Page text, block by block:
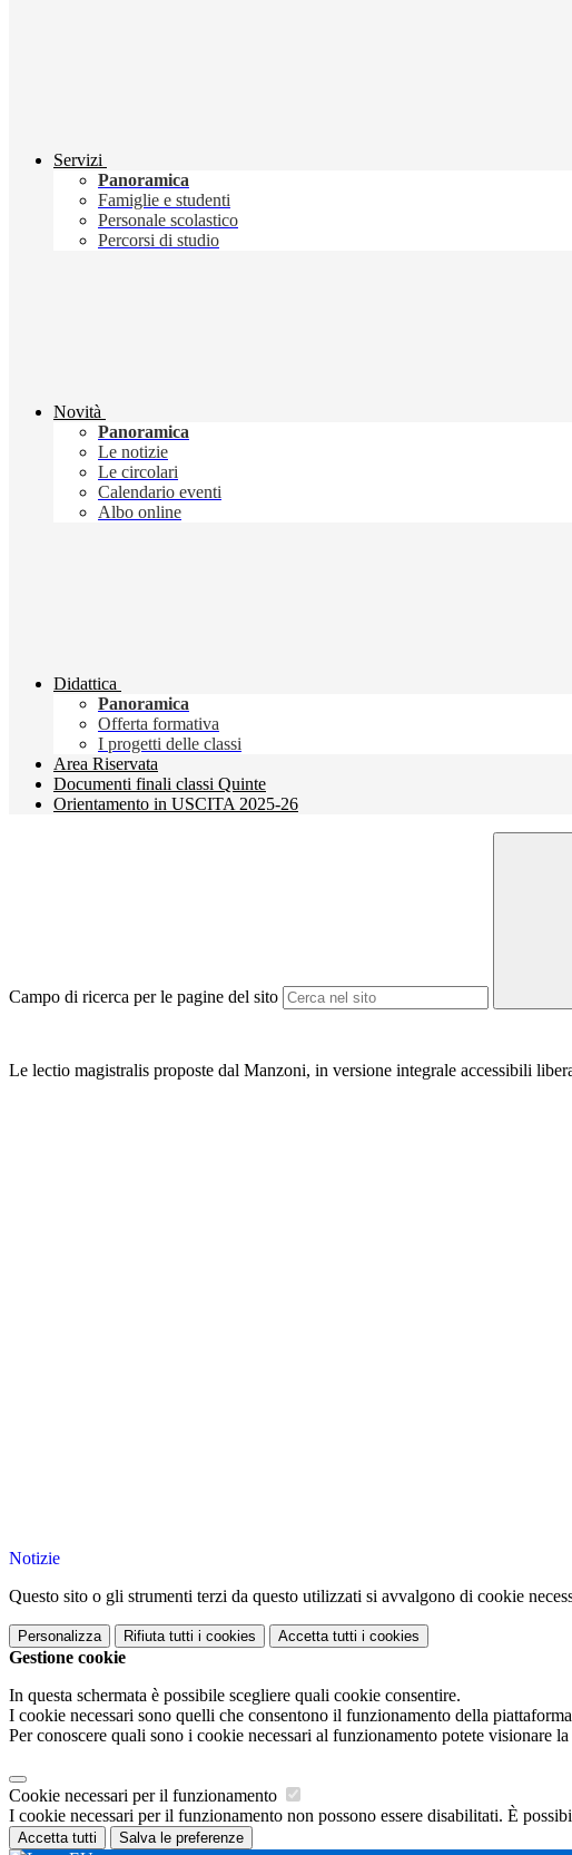
Servizi
Panoramica
Famiglie e studenti
Personale scolastico
Percorsi di studio
Novità
Panoramica
Le notizie
Le circolari
Calendario eventi
Albo online
Didattica
Panoramica
Offerta formativa
I progetti delle classi
Area Riservata
Documenti finali classi Quinte
Orientamento in USCITA 2025-26
Campo di ricerca per le pagine del sito
Le lectio magistralis proposte dal Manzoni, in versione integrale accessibili
Notizie
Questo sito o gli strumenti terzi da questo utilizzati si avvalgono di cookie
Personalizza Rifiuta tutti i cookies Accetta tutti i cookies
Gestione cookie
In questa schermata è possibile scegliere quali cookie consentire.
I cookie necessari sono quelli che consentono il funzionamento della
Per conoscere quali sono i cookie necessari al funzionamento potete visionare la
Cookie necessari per il funzionamento
I cookie necessari per il funzionamento non possono essere disabilitati. È
Accetta tutti Salva le preferenze